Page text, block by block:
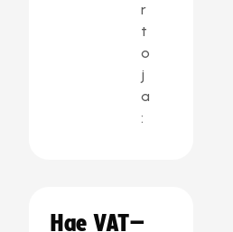
r
t
o
j
a
:
Hae VAT–